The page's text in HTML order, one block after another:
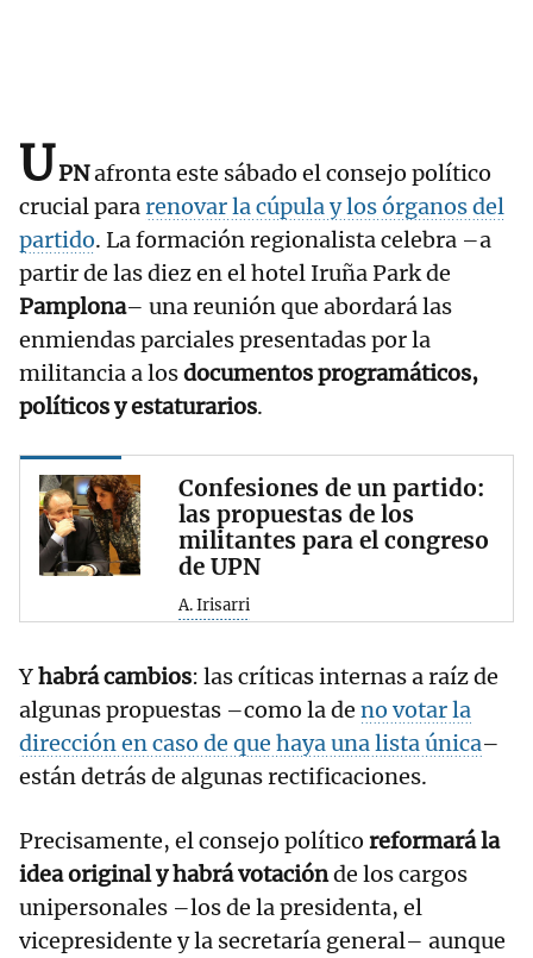
UPNafronta este sábado el consejo político
crucial pararenovar la cúpula y los órganos del
partido. La formación regionalista celebra –a
partir de las diez en el hotel Iruña Park de
Pamplona– una reunión que abordará las
enmiendas parciales presentadas por la
militancia a losdocumentos programáticos,
políticos y estaturarios.
Confesiones de un partido:
las propuestas de los
militantes para el congreso
de UPN
A. Irisarri
Yhabrá cambios: las críticas internas a raíz de
algunas propuestas –como la de no votar la
dirección en caso de que haya una lista única–
están detrás de algunas rectificaciones.
Precisamente, el consejo político reformará la
idea original y habrá votaciónde los cargos
unipersonales –los de la presidenta, el
vicepresidente y la secretaría general– aunque